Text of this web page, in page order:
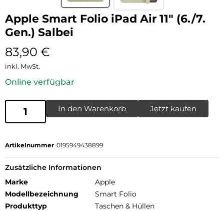
Apple Smart Folio iPad Air 11″ (6./7.
Gen.) Salbei
83,90 €
inkl. MwSt.
Online verfügbar
In den Warenkorb Jetzt kaufen
Artikelnummer 0195949438899
Zusätzliche Informationen
Marke
Apple
Modellbezeichnung
Smart Folio
Produkttyp
Taschen & Hüllen